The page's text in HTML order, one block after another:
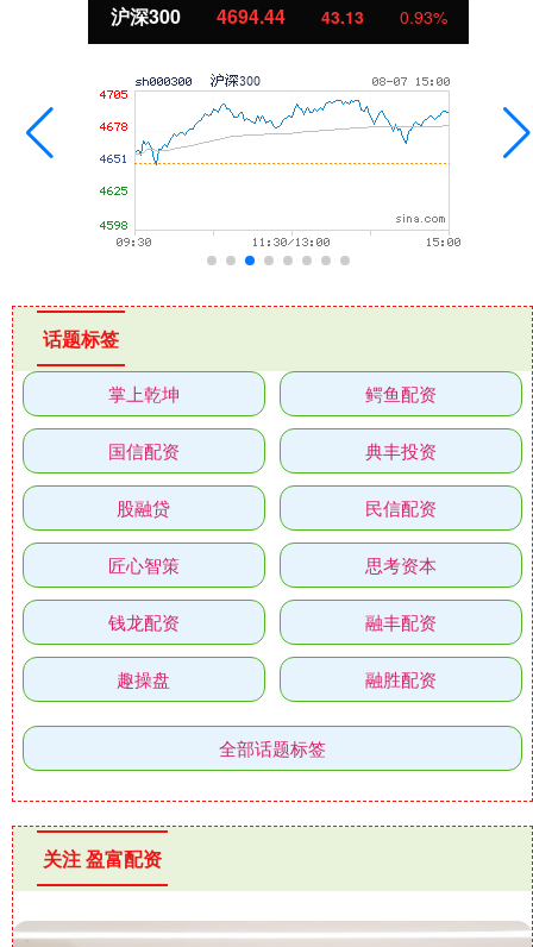
沪深300 4694.44 43.13 0.93%
话题标签
掌上乾坤 鳄鱼配资
国信配资 典丰投资
股融贷 民信配资
匠心智策 思考资本
钱龙配资 融丰配资
趣操盘 融胜配资
全部话题标签
关注 盈富配资